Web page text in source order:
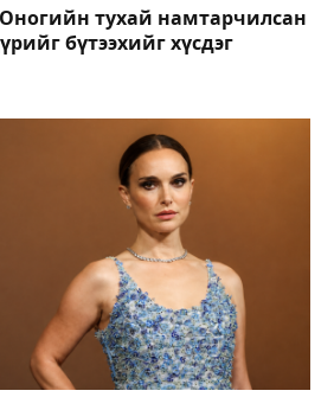
тухай намтарчилсан
бүтээхийг хүсдэг